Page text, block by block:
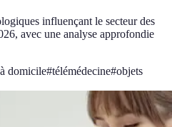
influençant le secteur des
avec une analyse approfondie
domicile#télémédecine#objets